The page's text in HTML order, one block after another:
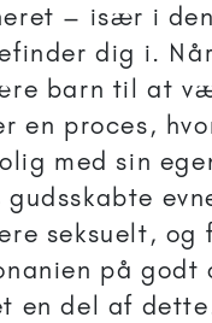
– især i
dig i.
barn til at
en proces,
med sin
gudsskabte
seksuelt, og
på godt
en del af